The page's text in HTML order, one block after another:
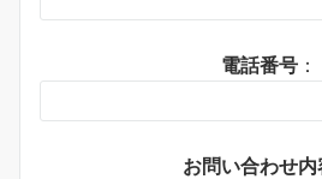
電話番号 ：
お問い合わせ内